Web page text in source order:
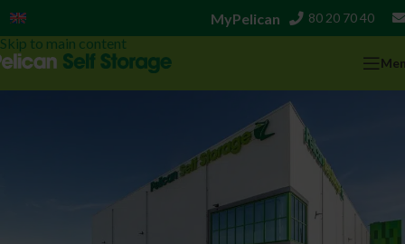
Skip to navigation
Skip to main content
MyPelican 80 20 70 40